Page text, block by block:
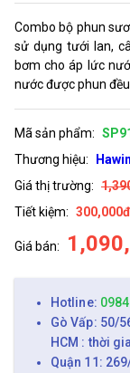
Combo bộ phun
sử dụng tưới lan,
bơm cho áp lức
nước được phun
Mã sản phẩm:
Thương hiệu:
Hawin
Giá thị trường:
Tiết kiệm: 300,000đ
Giá bán:
Hotline:
Gò Vấp: 50/
HCM : thời
Quận 11: